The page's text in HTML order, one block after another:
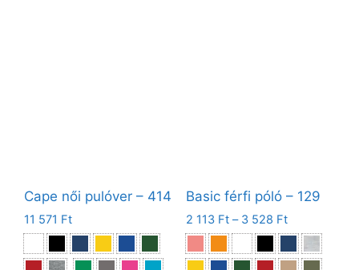
Cape női pulóver – 414
11 571 Ft
Basic férfi póló – 129
2 113 Ft– 3 528 Ft